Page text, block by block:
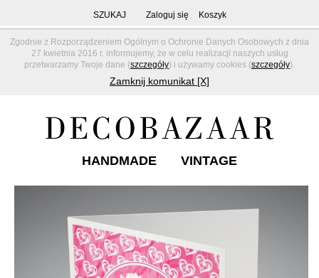
Zgodnie z Rozporządzeniem Ogólnym o Ochronie Danych Osobowych z dnia
27 kwietnia 2016 r. informujemy, że w celu realizacji naszych usług
przetwarzamy Twoje dane (szczegóły) i używamy cookies (szczegóły).
Zamknij komunikat [X]
SZUKAJ Zaloguj się Koszyk
HANDMADE VINTAGE